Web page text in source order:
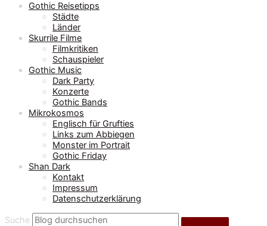
Gothic Reisetipps
Städte
Länder
Skurrile Filme
Filmkritiken
Schauspieler
Gothic Music
Dark Party
Konzerte
Gothic Bands
Mikrokosmos
Englisch für Grufties
Links zum Abbiegen
Monster im Portrait
Gothic Friday
Shan Dark
Kontakt
Impressum
Datenschutzerklärung
Suche